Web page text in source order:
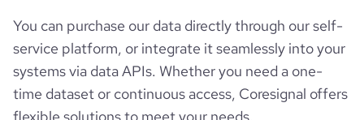
You can purchase our data directly through our self-
service platform, or integrate it seamlessly into your
systems via data APIs. Whether you need a one-
time dataset or continuous access, Coresignal offers